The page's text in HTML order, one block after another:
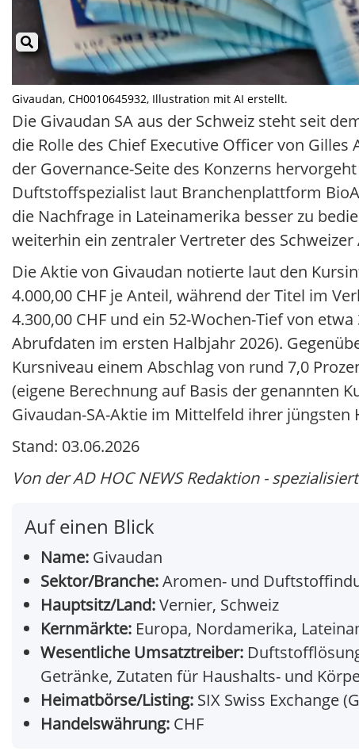
Givaudan, CH0010645932, Illustration mit AI erstellt.
Die Givaudan SA aus der Schweiz steht seit
die Rolle des Chief Executive Officer von
der Governance-Seite des Konzerns hervorgeht
Duftstoffspezialist laut Branchenplattform
die Nachfrage in Lateinamerika besser zu
weiterhin ein zentraler Vertreter des
Die Aktie von Givaudan notierte laut den
4.000,00 CHF je Anteil, während der Titel im
4.300,00 CHF und ein 52-Wochen-Tief von
Abrufdaten im ersten Halbjahr 2026).
Kursniveau einem Abschlag von rund 7,0
(eigene Berechnung auf Basis der genannten
Givaudan-SA-Aktie im Mittelfeld ihrer
Stand: 03.06.2026
Von der AD HOC NEWS Redaktion -
Auf einen Blick
Name: Givaudan
Sektor/Branche:Aromen- und
Hauptsitz/Land:Vernier, Schweiz
Kernmärkte: Europa, Nordamerika,
Wesentliche Umsatztreiber:
Getränke, Zutaten für Haushalts- und
Heimatbörse/Listing: SIX Swiss Exchange
Handelswährung: CHF